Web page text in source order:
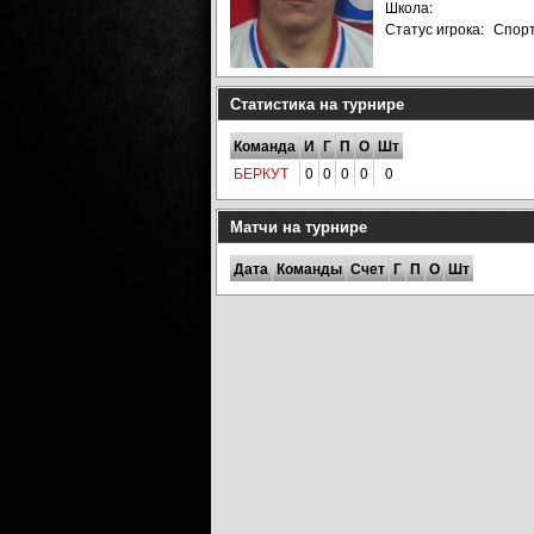
Школа:
Статус игрока:
Статистика на турнире
Команда И Г П О Шт
БЕРКУТ 0 0 0 0 0
Матчи на турнире
Дата Команды Счет Г П О Шт